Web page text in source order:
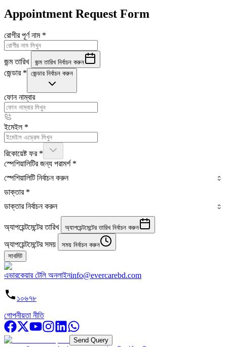
Appointment Request Form
রোগীর পূর্ণ নাম *
জন্ম তারিখ জন্ম তারিখ নির্বাচন করুন
জেন্ডার * জেন্ডার নির্বাচন করুন
ফোন নাম্বার
ইমেইল *
রিকোয়েষ্ট ফর *
স্পেশিয়ালিটির জন্য পরামর্শ *
স্পেশিয়ালিটি নির্বাচন করুন
ডাক্তার *
ডাক্তার নির্বাচন করুন
অ্যাপয়েন্টমেন্টের তারিখ অ্যাপয়েন্টমেন্টের তারিখ নির্বাচন করুন
অ্যাপয়েন্টমেন্টের সময়
সময় নির্বাচন করুন
সাবমিট
এভারকেয়ার টেলি অনলাইনinfo@evercarebd.com
১০৬৭৮
গোপনীয়তা নীতি
Send Query